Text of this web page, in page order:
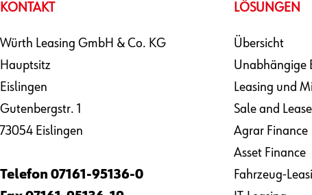
KONTAKT
Würth Leasing GmbH & Co. KG
Hauptsitz
Eislingen
Gutenbergstr. 1
73054 Eislingen
Telefon 07161-95136-0
LÖSUNGEN
Übersicht
Unabhängige
Leasing und
Sale and
Agrar Finance
Asset Finance
Fahrzeug-